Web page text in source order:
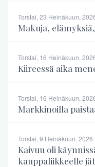
Torstai, 23 Heinäkuun,
Makuja,
Torstai, 16 Heinäkuun,
Kiireessä aika
Torstai, 16 Heinäkuun,
Markkinoilla
Torstai, 9 Heinäkuun, 2026
Kaivuu oli
kauppaliikkeelle